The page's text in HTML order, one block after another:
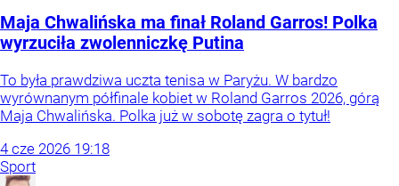
Maja Chwalińska ma finał Roland Garros! Polka
wyrzuciła zwolenniczkę Putina
To była prawdziwa uczta tenisa w Paryżu. W bardzo
wyrównanym półfinale kobiet w Roland Garros 2026, górą
Maja Chwalińska. Polka już w sobotę zagra o tytuł!
4 cze 2026 19:18
Sport